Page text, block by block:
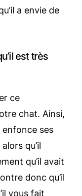
a envie de
est très
ce
chat. Ainsi,
enfonce ses
qu’il
qu’il avait
donc qu’il
vous fait